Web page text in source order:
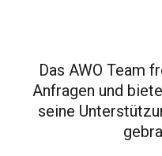
Das AWO Team
Anfragen und
seine